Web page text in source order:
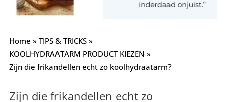
Home » TIPS & TRICKS»
KOOLHYDRAATARM PRODUCT KIEZEN »
Zijn die frikandellen echt zo koolhydraatarm?
Zijn die frikandellen echt zo